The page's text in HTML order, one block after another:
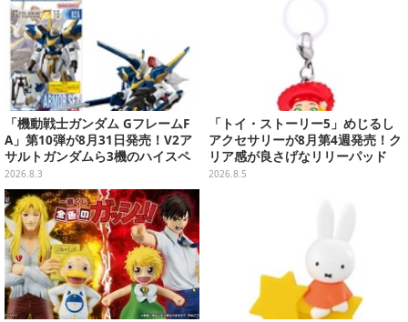
「機動戦士ガンダム GフレームF
A」第10弾が8月31日発売！V2ア
サルトガンダムら3機のハイスペ
ック可動フィギュア
2026.8.3
「トイ・ストーリー5」めじるし
アクセサリーが8月第4週発売！ク
リア感が良さげなリリーパッド
や、ジェシーなど全5種ラインナ
2026.8.5